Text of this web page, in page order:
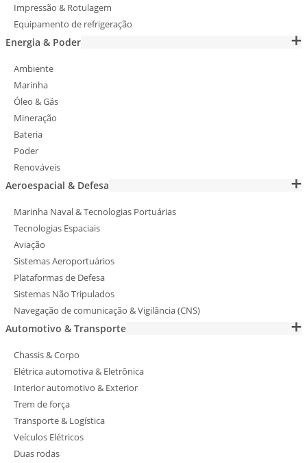
Impressão & Rotulagem
Equipamento de refrigeração
Energia & Poder
Ambiente
Marinha
Óleo & Gás
Mineração
Bateria
Poder
Renováveis
Aeroespacial & Defesa
Marinha Naval & Tecnologias Portuárias
Tecnologias Espaciais
Aviação
Sistemas Aeroportuários
Plataformas de Defesa
Sistemas Não Tripulados
Navegação de comunicação & Vigilância (CNS)
Automotivo & Transporte
Chassis & Corpo
Elétrica automotiva & Eletrônica
Interior automotivo & Exterior
Trem de força
Transporte & Logística
Veículos Elétricos
Duas rodas